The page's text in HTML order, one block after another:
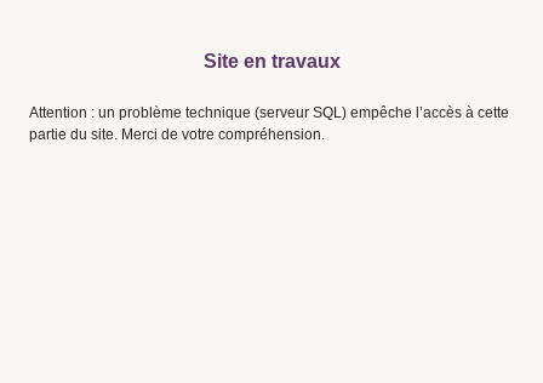
Site en travaux
Attention : un problème technique (serveur SQL) empêche l’accès à cette
partie du site. Merci de votre compréhension.